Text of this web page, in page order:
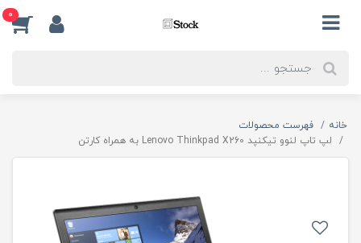
0
خانه
فهرست محصولات
لپ تاپ لنوو تیکنپد Lenovo Thinkpad X260 به همراه کارتن